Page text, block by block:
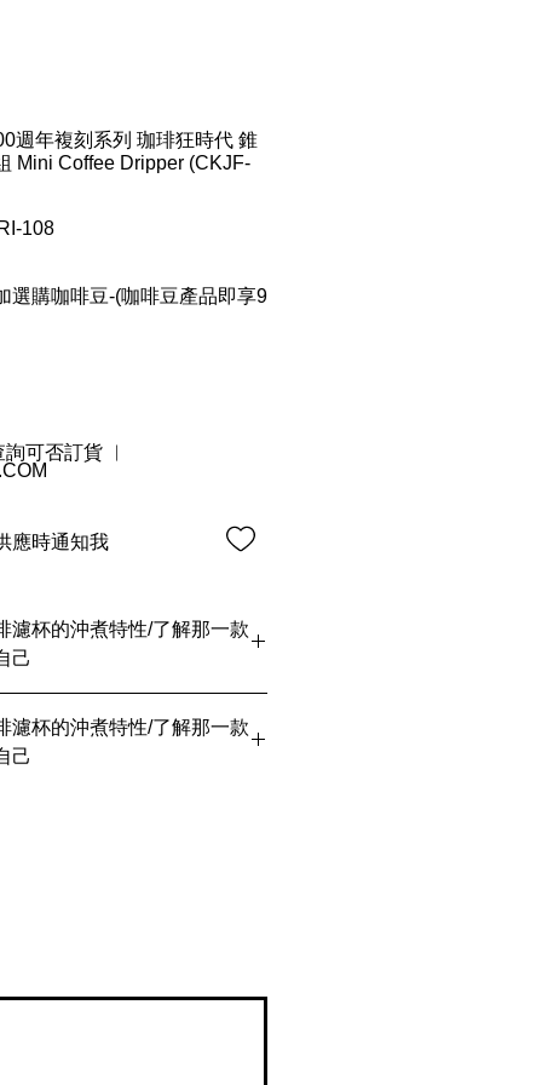
週年複刻系列 珈琲狂時代 錐
Mini Coffee Dripper (CKJF-
108
選購咖啡豆-(咖啡豆產品即享9
可否訂貨 ︳
應時通知我
濾杯的沖煮特性/了解那一款
己
濾杯的沖煮特性/了解那一款
己